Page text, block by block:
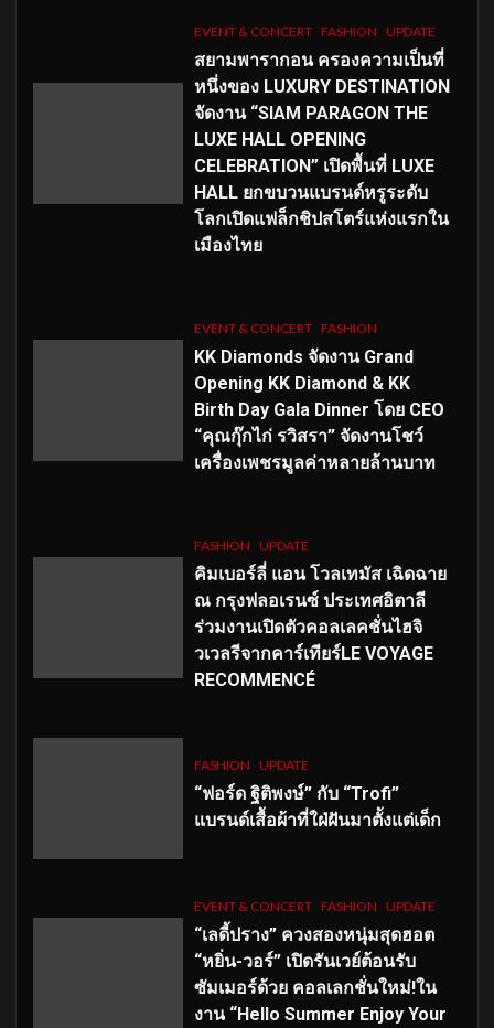
EVENT & CONCERT FASHION UPDATE
สยามพารากอน ครองความเป็นที่
หนึ่งของ LUXURY DESTINATION
จัดงาน “SIAM PARAGON THE
LUXE HALL OPENING
CELEBRATION” เปิดพื้นที่ LUXE
HALL ยกขบวนแบรนด์หรูระดับ
โลกเปิดแฟล็กชิปสโตร์แห่งแรกใน
เมืองไทย
EVENT & CONCERT FASHION
KK Diamonds จัดงาน Grand
Opening KK Diamond & KK
Birth Day Gala Dinner โดย CEO
“คุณกุ๊กไก่ รวิสรา” จัดงานโชว์
เครื่องเพชรมูลค่าหลายล้านบาท
FASHION UPDATE
คิมเบอร์ลี่ แอน โวลเทมัส เฉิดฉาย
ณ กรุงฟลอเรนซ์ ประเทศอิตาลี
ร่วมงานเปิดตัวคอลเลคชั่นไฮจิ
วเวลรีจากคาร์เทียร์LE VOYAGE
RECOMMENCÉ
FASHION UPDATE
“ฟอร์ด ฐิติพงษ์” กับ “Trofi”
แบรนด์เสื้อผ้าที่ใฝ่ฝันมาตั้งแต่เด็ก
EVENT & CONCERT FASHION UPDATE
“เลดี้ปราง” ควงสองหนุ่มสุดฮอต
“หยิ่น-วอร์” เปิดรันเวย์ต้อนรับ
ซัมเมอร์ด้วย คอลเลกชั่นใหม่!ใน
งาน “Hello Summer Enjoy Your